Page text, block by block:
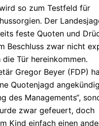
so zum Testfeld für
Der
feste Quoten und
Beschluss zwar nicht
Tür hereinkommen.
Gregor Beyer (FDP)
Quotenjagd
des Managements“,
zwar gefeuert, doch
Kind einfach einen